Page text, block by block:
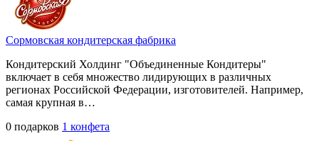
Сормовская кондитерская фабрика
Кондитерский Холдинг "Объединенные Кондитеры"
включает в себя множество лидирующих в различных
регионах Российской Федерации, изготовителей. Например,
самая крупная в…
0 подарков 1 конфета